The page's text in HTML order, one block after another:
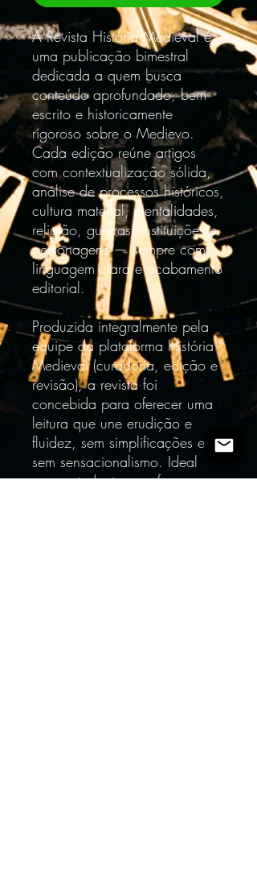
A Revista História Medieval é
uma publicação bimestral
dedicada a quem busca
conteúdo aprofundado, bem
escrito e historicamente
rigoroso sobre o Medievo.
Cada edição reúne artigos
com contextualização sólida,
análise de processos históricos,
cultura material, mentalidades,
religião, guerras, instituições e
personagens — sempre com
linguagem clara e acabamento
editorial.
Produzida integralmente pela
equipe da plataforma História
Medieval (curadoria, edição e
revisão), a revista foi
concebida para oferecer uma
leitura que une erudição e
fluidez, sem simplificações e
sem sensacionalismo. Ideal
para estudantes, professores,